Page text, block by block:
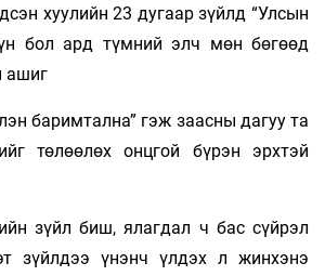
хуулийн 23 дугаар зүйлд “Улсын
бол ард түмний элч мөн бөгөөд
ашиг
баримтална” гэж заасны дагуу та
төлөөлөх онцгой бүрэн эрхтэй
зүйл биш, ялагдал ч бас сүйрэл
зүйлдээ үнэнч үлдэх л жинхэнэ